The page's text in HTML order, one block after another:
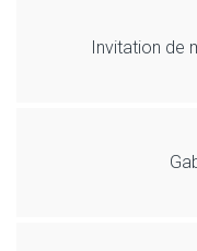
Invitation de